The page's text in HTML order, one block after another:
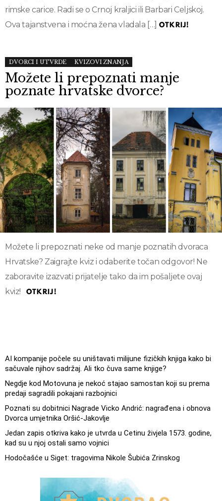
rimske carice. Radi se o Crnoj kraljici ili Barbari Celjskoj.
Ova tajanstvena i moćna žena vladala […] OTKRIJ!
DVORCI I UTVRDE KVIZOVI ZNANJA
Možete li prepoznati manje
poznate hrvatske dvorce?
Možete li prepoznati neke od manje poznatih dvoraca
Hrvatske? Zaigrajte kviz i odaberite točan odgovor! Ne
zaboravite izazvati prijatelje tako da im pošaljete ovaj
kviz! OTKRIJ!
AI kompanije počele su uništavati milijune fizičkih knjiga kako bi
sačuvale njihov sadržaj. Ali tko čuva same knjige?
Negdje kod Motovuna je nekoć stajao samostan koji su prema
predaji sagradili pokajani razbojnici
Poznati su dobitnici Nagrade Vicko Andrić: nagrađena i obnova
Dvorca umjetnika Oršić-Jakovlje
Jedan zapis otkriva kako je utvrda u Cetinu živjela 1573. godine,
kad su u njoj ostali samo vojnici
Hodočašće u Siget: tragovima Nikole Šubića Zrinskog